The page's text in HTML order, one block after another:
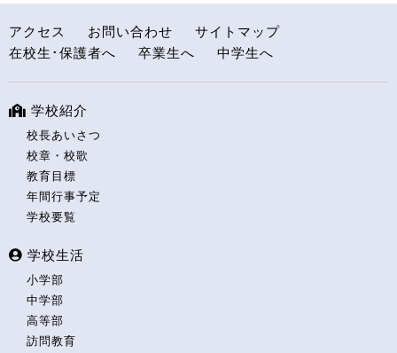
アクセス お問い合わせ
サイトマップ
在校生･保護者へ
卒業生へ 中学生へ
学校紹介
校長あいさつ
校章・校歌
教育目標
年間行事予定
学校要覧
学校生活
小学部
中学部
高等部
訪問教育